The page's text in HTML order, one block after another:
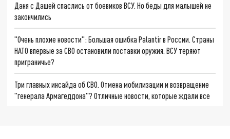
Даня с Дашей спаслись от боевиков ВСУ. Но беды для малышей не
закончились
"Очень плохие новости": Большая ошибка Palantir в России. Страны
НАТО впервые за СВО остановили поставки оружия. ВСУ теряют
приграничье?
Три главных инсайда об СВО. Отмена мобилизации и возвращение
"генерала Армагеддона"? Отличные новости, которые ждали все